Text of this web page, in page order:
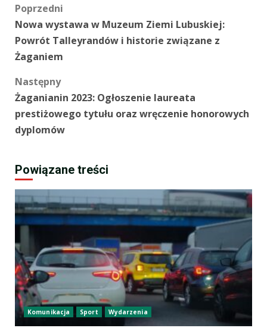
Zobacz
wpisy
Poprzedni
Nowa wystawa w Muzeum Ziemi Lubuskiej:
Powrót Talleyrandów i historie związane z
Żaganiem
Następny
Żaganianin 2023: Ogłoszenie laureata
prestiżowego tytułu oraz wręczenie honorowych
dyplomów
Powiązane treści
Komunikacja Sport Wydarzenia